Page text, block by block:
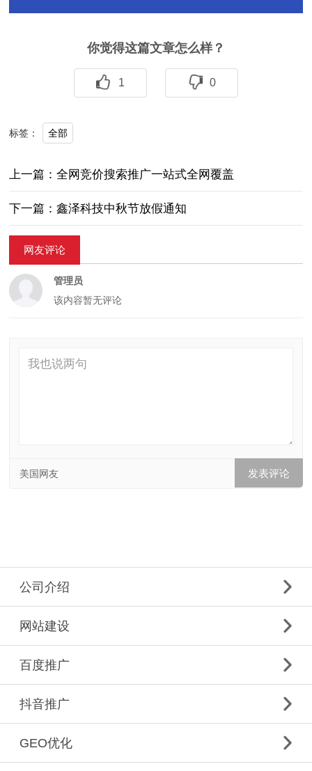
你觉得这篇文章怎么样？
1 0
标签： 全部
上一篇：全网竞价搜索推广一站式全网覆盖
下一篇：鑫泽科技中秋节放假通知
网友评论
管理员
该内容暂无评论
美国网友
公司介绍
网站建设
百度推广
抖音推广
GEO优化